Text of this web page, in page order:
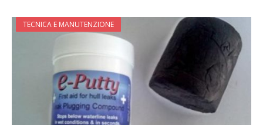
TECNICA E MANUTENZIONE